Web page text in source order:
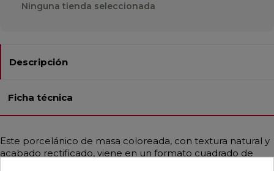
Ninguna tienda seleccionada
Descripción
Ficha técnica
Este porcelánico de masa coloreada, con textura natural y
acabado rectificado, viene en un formato cuadrado de